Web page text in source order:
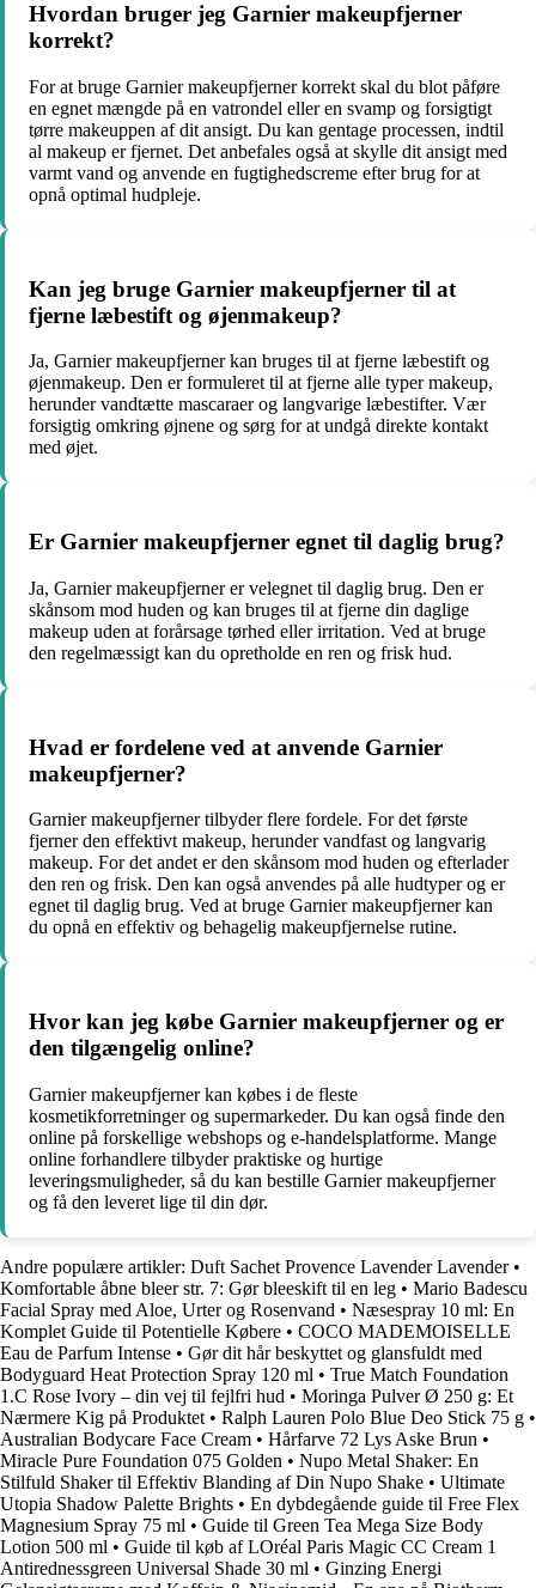
Hvordan bruger jeg Garnier makeupfjerner
korrekt?
For at bruge Garnier makeupfjerner korrekt skal du blot påføre
en egnet mængde på en vatrondel eller en svamp og forsigtigt
tørre makeuppen af dit ansigt. Du kan gentage processen, indtil
al makeup er fjernet. Det anbefales også at skylle dit ansigt med
varmt vand og anvende en fugtighedscreme efter brug for at
opnå optimal hudpleje.
Kan jeg bruge Garnier makeupfjerner til at
fjerne læbestift og øjenmakeup?
Ja, Garnier makeupfjerner kan bruges til at fjerne læbestift og
øjenmakeup. Den er formuleret til at fjerne alle typer makeup,
herunder vandtætte mascaraer og langvarige læbestifter. Vær
forsigtig omkring øjnene og sørg for at undgå direkte kontakt
med øjet.
Er Garnier makeupfjerner egnet til daglig brug?
Ja, Garnier makeupfjerner er velegnet til daglig brug. Den er
skånsom mod huden og kan bruges til at fjerne din daglige
makeup uden at forårsage tørhed eller irritation. Ved at bruge
den regelmæssigt kan du opretholde en ren og frisk hud.
Hvad er fordelene ved at anvende Garnier
makeupfjerner?
Garnier makeupfjerner tilbyder flere fordele. For det første
fjerner den effektivt makeup, herunder vandfast og langvarig
makeup. For det andet er den skånsom mod huden og efterlader
den ren og frisk. Den kan også anvendes på alle hudtyper og er
egnet til daglig brug. Ved at bruge Garnier makeupfjerner kan
du opnå en effektiv og behagelig makeupfjernelse rutine.
Hvor kan jeg købe Garnier makeupfjerner og er
den tilgængelig online?
Garnier makeupfjerner kan købes i de fleste
kosmetikforretninger og supermarkeder. Du kan også finde den
online på forskellige webshops og e-handelsplatforme. Mange
online forhandlere tilbyder praktiske og hurtige
leveringsmuligheder, så du kan bestille Garnier makeupfjerner
og få den leveret lige til din dør.
Andre populære artikler: Duft Sachet Provence Lavender Lavender•
Komfortable åbne bleer str. 7: Gør bleeskift til en leg • Mario Badescu
Facial Spray med Aloe, Urter og Rosenvand • Næsespray 10 ml: En
Komplet Guide til Potentielle Købere • COCO MADEMOISELLE
Eau de Parfum Intense • Gør dit hår beskyttet og glansfuldt med
Bodyguard Heat Protection Spray 120 ml • True Match Foundation
1.C Rose Ivory – din vej til fejlfri hud • Moringa Pulver Ø 250 g: Et
Nærmere Kig på Produktet • Ralph Lauren Polo Blue Deo Stick 75 g •
Australian Bodycare Face Cream • Hårfarve 72 Lys Aske Brun •
Miracle Pure Foundation 075 Golden • Nupo Metal Shaker: En
Stilfuld Shaker til Effektiv Blanding af Din Nupo Shake • Ultimate
Utopia Shadow Palette Brights • En dybdegående guide til Free Flex
Magnesium Spray 75 ml • Guide til Green Tea Mega Size Body
Lotion 500 ml • Guide til køb af LOréal Paris Magic CC Cream 1
Antirednessgreen Universal Shade 30 ml • Ginzing Energi